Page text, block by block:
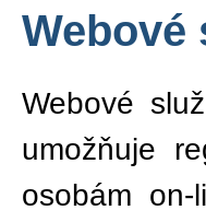
Webové
Webové
umožňuje
osobám